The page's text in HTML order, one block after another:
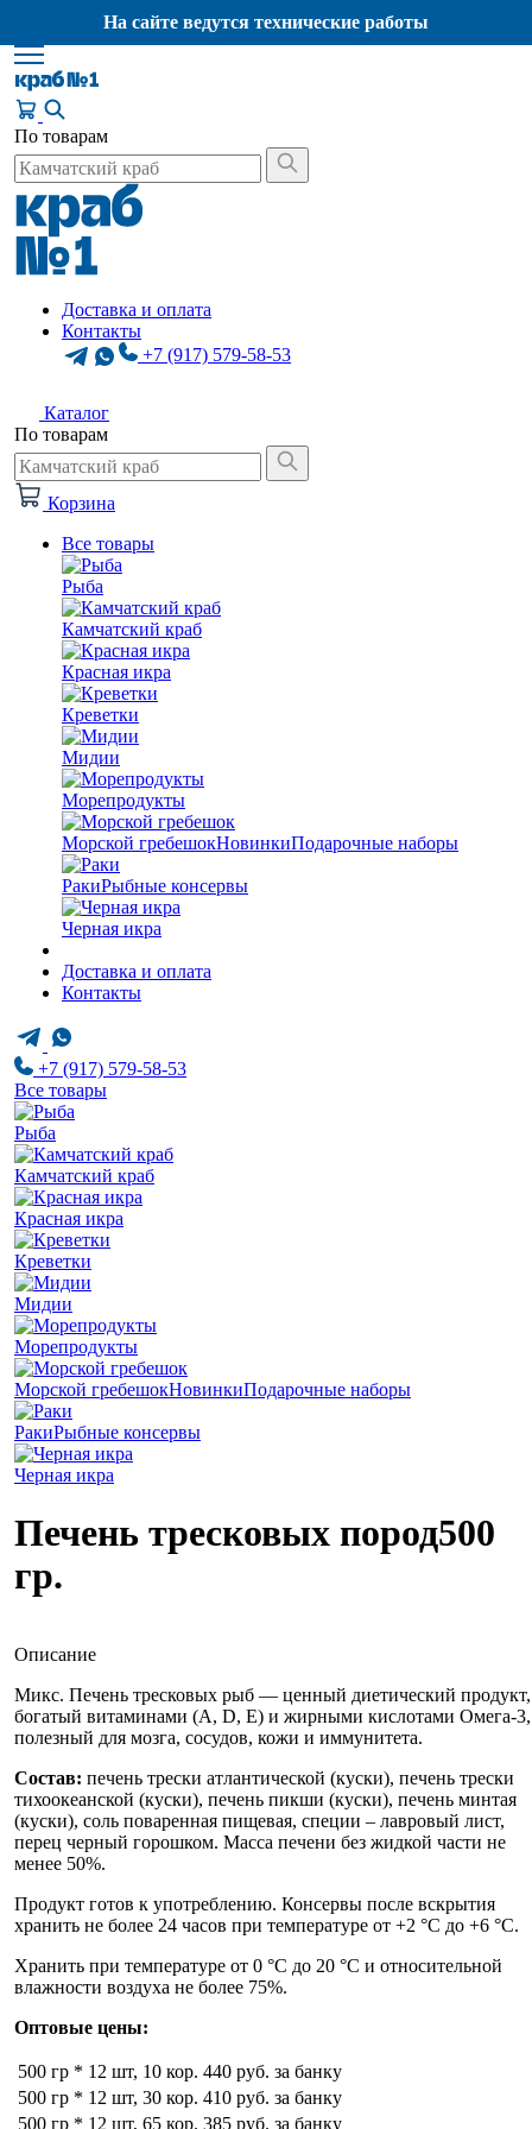
На сайте ведутся технические работы
По товарам
Доставка и оплата
Контакты
+7 (917) 579-58-53
Каталог
По товарам
Корзина
Все товары
Рыба
Камчатский краб
Красная икра
Креветки
Мидии
Морепродукты
Морской гребешокНовинкиПодарочные наборы
РакиРыбные консервы
Черная икра
Доставка и оплата
Контакты
+7 (917) 579-58-53
Все товары
Рыба
Камчатский краб
Красная икра
Креветки
Мидии
Морепродукты
Морской гребешокНовинкиПодарочные наборы
РакиРыбные консервы
Черная икра
Печень тресковых пород500
гр.
Описание
Микс. Печень тресковых рыб — ценный диетический продукт,
богатый витаминами (A, D, E) и жирными кислотами Омега-3,
полезный для мозга, сосудов, кожи и иммунитета.
Состав: печень трески атлантической (куски), печень трески
тихоокеанской (куски), печень пикши (куски), печень минтая
(куски), соль поваренная пищевая, специи – лавровый лист,
перец черный горошком. Масса печени без жидкой части не
менее 50%.
Продукт готов к употреблению. Консервы после вскрытия
хранить не более 24 часов при температуре от +2 °С до +6 °С.
Хранить при температуре от 0 °С до 20 °С и относительной
влажности воздуха не более 75%.
Оптовые цены:
500 гр * 12 шт, 10 кор. 440 руб. за банку
500 гр * 12 шт, 30 кор. 410 руб. за банку
500 гр * 12 шт, 65 кор. 385 руб. за банку